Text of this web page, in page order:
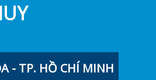
- TP. HỒ CHÍ MINH